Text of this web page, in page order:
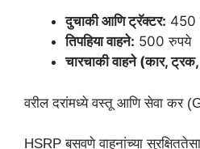
दुचाकी आणि ट्रॅक्टर: 450
तिपहिया वाहने: 500 रुपये
चारचाकी वाहने (कार,
वरील दरांमध्ये वस्तू आणि सेवा कर
HSRP बसवणे वाहनांच्या